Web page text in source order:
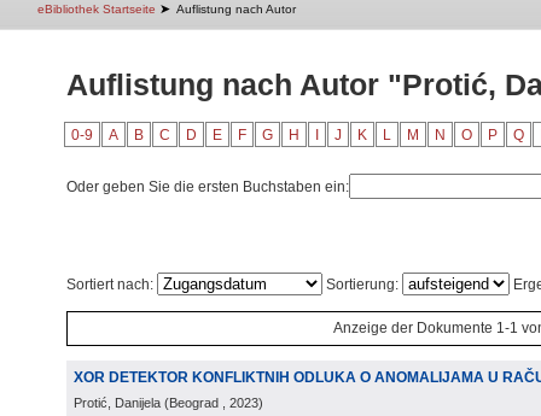
eBibliothek Startseite ➤ Auflistung nach Autor
Auflistung nach Autor "Protić,
0-9 A B C D E F G H J K L M N O P Q
Oder geben Sie die ersten Buchstaben ein:
Sortiert nach: Sortierung:
Anzeige der Dokumente 1-1
XOR DETEKTOR KONFLIKTNIH ODLUKA O ANOMALIJAMA U
Protić, Danijela (Beograd , 2023)